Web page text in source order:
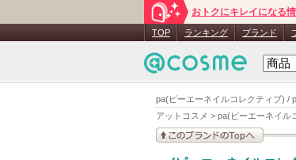
pa(ピーエーネイルコレクティブ) /
アットコスメ > pa(ピーエーネイル
おトクにキレイになる
TOP ランキング ブランド